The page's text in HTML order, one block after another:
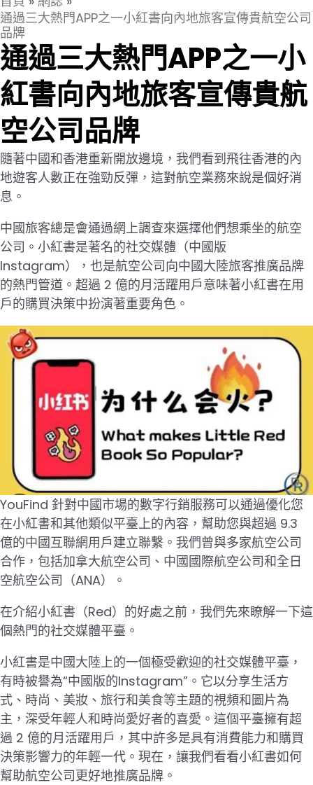
通過三大熱門APP之一小紅書向內地旅客宣傳貴航空公司
品牌
通過三大熱門APP之一小
紅書向內地旅客宣傳貴航
空公司品牌
隨著中國和香港重新開放邊境，我們看到飛往香港的內
地遊客人數正在強勁反彈，這對航空業務來說是個好消
息。
中國旅客總是會通過網上調查來選擇他們想乘坐的航空
公司。小紅書是著名的社交媒體（中國版
Instagram），也是航空公司向中國大陸旅客推廣品牌
的熱門管道。超過 2 億的月活躍用戶意味著小紅書在用
戶的購買決策中扮演著重要角色。
YouFind 針對中國市場的數字行銷服務可以通過優化您
在小紅書和其他類似平臺上的內容，幫助您與超過 9.3
億的中國互聯網用戶建立聯繫。我們曾與多家航空公司
合作，包括加拿大航空公司、中國國際航空公司和全日
空航空公司（ANA）。
在介紹小紅書（Red）的好處之前，我們先來瞭解一下這
個熱門的社交媒體平臺。
小紅書是中國大陸上的一個極受歡迎的社交媒體平臺，
有時被譽為“中國版的Instagram”。它以分享生活方
式、時尚、美妝、旅行和美食等主題的視頻和圖片為
主，深受年輕人和時尚愛好者的喜愛。這個平臺擁有超
過 2 億的月活躍用戶，其中許多是具有消費能力和購買
決策影響力的年輕一代。現在，讓我們看看小紅書如何
幫助航空公司更好地推廣品牌。